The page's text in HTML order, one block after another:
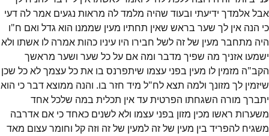
אבל אלמדך ידיעתי ובעוד שהיה מלמד לה מראות נגעים אמר לה דעי
כי הנה אין לך שער בראש שאין תחתיו מעין שממנו הוא גדל ואם ח"ו
היה מתחבר מעין של זה לשל חבירו היו עיניו כהות אמרה לו אשתו ולא
ישמעו אזניך מה שפיך מדבר ומה אם על כל שער ושער מראשך
הקב"ה מזמין לו מעין בפני עצמו שיתפרנס בו את כל עצמך לא כל שכן
שיזמין לך מזונך ולמה תצא לח"ל מיד חזר בו. והנה ממוצא דבר כי הוא
יתברך מורה השגחתו הפרטית עד אין תכלית במה שלכל אחד
משערות ראשו מכין מזון בפני עצמו ולא לשנים כאחד כי אם אדרבה
משגיח להפריד בין מעין של זה למעין של זה וזה קל וחומר עצום מאד